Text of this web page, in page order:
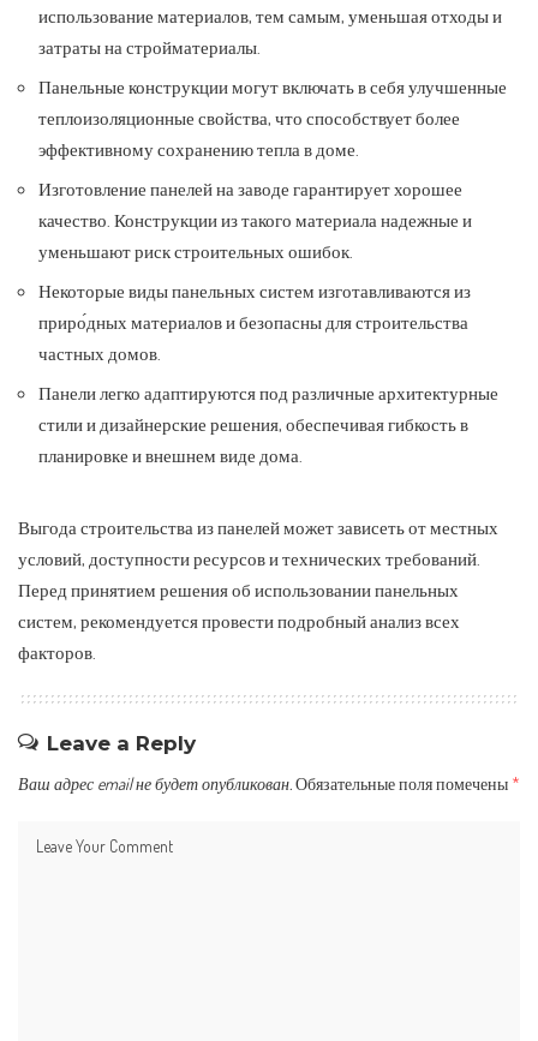
использование материалов, тем самым, уменьшая отходы и
затраты на стройматериалы.
Панельные конструкции могут включать в себя улучшенные
теплоизоляционные свойства, что способствует более
эффективному сохранению тепла в доме.
Изготовление панелей на заводе гарантирует хорошее
качество. Конструкции из такого материала надежные и
уменьшают риск строительных ошибок.
Некоторые виды панельных систем изготавливаются из
приро́дных материалов и безопасны для строительства
частных домов.
Панели легко адаптируются под различные архитектурные
стили и дизайнерские решения, обеспечивая гибкость в
планировке и внешнем виде дома.
Выгода строительства из панелей может зависеть от местных
условий, доступности ресурсов и технических требований.
Перед принятием решения об использовании панельных
систем, рекомендуется провести подробный анализ всех
факторов.
Leave a Reply
Ваш адрес email не будет опубликован. Обязательные поля помечены *